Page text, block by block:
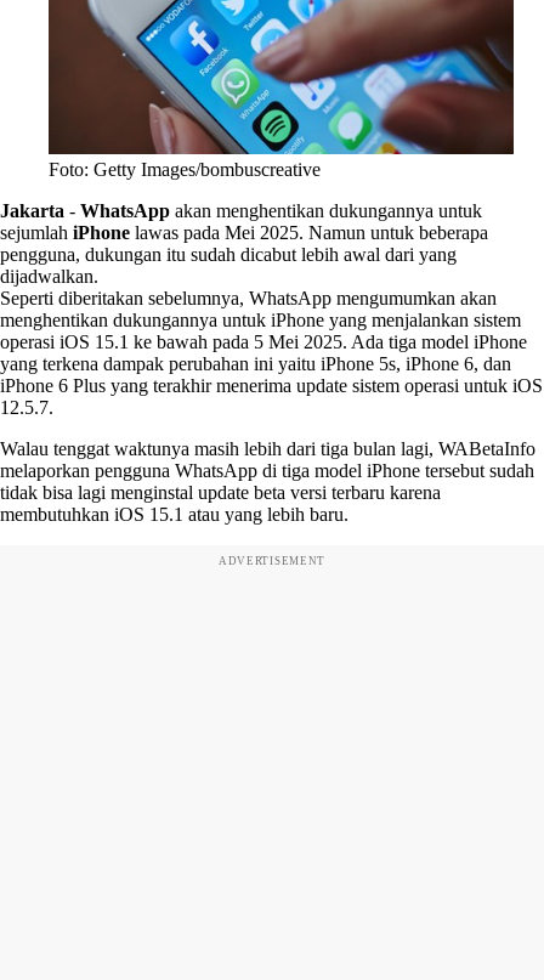
Foto: Getty Images/bombuscreative
Jakarta - WhatsApp akan menghentikan dukungannya untuk
sejumlah iPhone lawas pada Mei 2025. Namun untuk beberapa
pengguna, dukungan itu sudah dicabut lebih awal dari yang
dijadwalkan.
Seperti diberitakan sebelumnya, WhatsApp mengumumkan akan
menghentikan dukungannya untuk iPhone yang menjalankan sistem
operasi iOS 15.1 ke bawah pada 5 Mei 2025. Ada tiga model iPhone
yang terkena dampak perubahan ini yaitu iPhone 5s, iPhone 6, dan
iPhone 6 Plus yang terakhir menerima update sistem operasi untuk iOS
12.5.7.
Walau tenggat waktunya masih lebih dari tiga bulan lagi, WABetaInfo
melaporkan pengguna WhatsApp di tiga model iPhone tersebut sudah
tidak bisa lagi menginstal update beta versi terbaru karena
membutuhkan iOS 15.1 atau yang lebih baru.
ADVERTISEMENT